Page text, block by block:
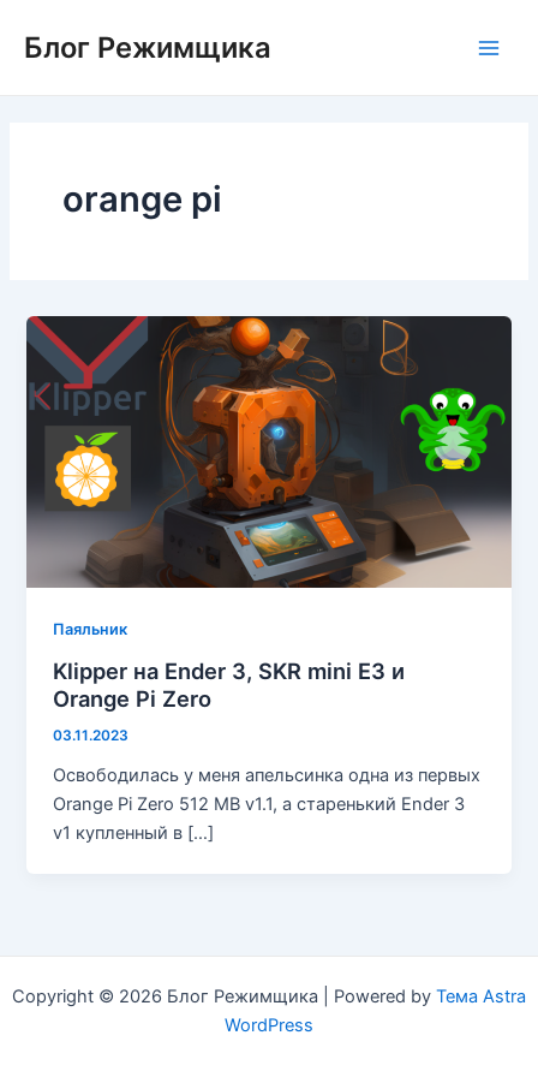
Блог Режимщика
orange pi
Паяльник
Klipper на Ender 3, SKR mini E3 и
Orange Pi Zero
03.11.2023
Освободилась у меня апельсинка одна из первых
Orange Pi Zero 512 MB v1.1, а старенький Ender 3
v1 купленный в […]
Copyright © 2026 Блог Режимщика | Powered by Тема Astra
WordPress